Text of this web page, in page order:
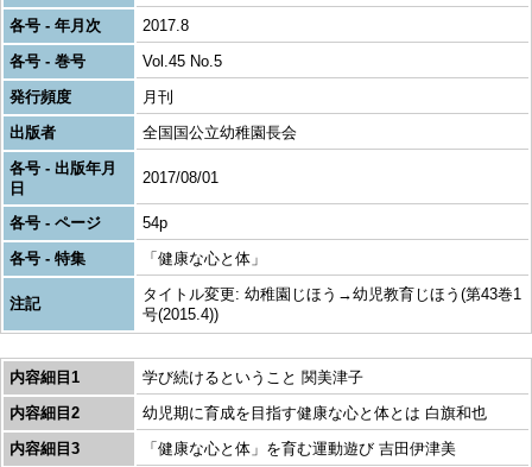
各号 - 年月次
2017.8
各号 - 巻号
Vol.45 No.5
発行頻度
月刊
出版者
全国国公立幼稚園長会
各号 - 出版年月
日
2017/08/01
各号 - ページ
54p
各号 - 特集
「健康な心と体」
注記
タイトル変更: 幼稚園じほう→幼児教育じほう(第43巻1
号(2015.4))
内容細目1
学び続けるということ 関美津子
内容細目2
幼児期に育成を目指す健康な心と体とは 白旗和也
内容細目3
「健康な心と体」を育む運動遊び 吉田伊津美